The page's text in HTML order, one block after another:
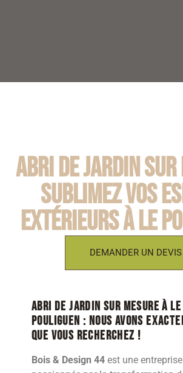
Abri de jardin sur
Sublimez vos
extérieurs à Le
DEMANDER UN DEVIS
Abri de jardin sur mesure à Le
Pouliguen : nous avons
que vous recherchez !
Bois & Design 44 est une